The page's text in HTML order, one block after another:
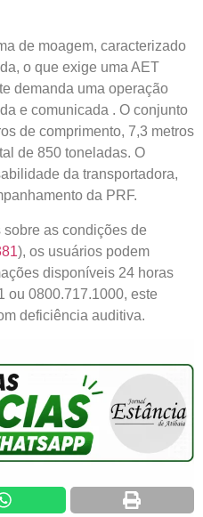
de moagem, caracterizado
o que exige uma AET
demanda uma operação
e comunicada . O conjunto
de comprimento, 7,3 metros
de 850 toneladas. O
da transportadora,
da PRF.
as condições de
), os usuários podem
disponíveis 24 horas
ou 0800.717.1000, este
deficiência auditiva.